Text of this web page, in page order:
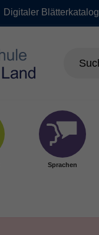
Digitaler Blätterkatalog
Sprachen